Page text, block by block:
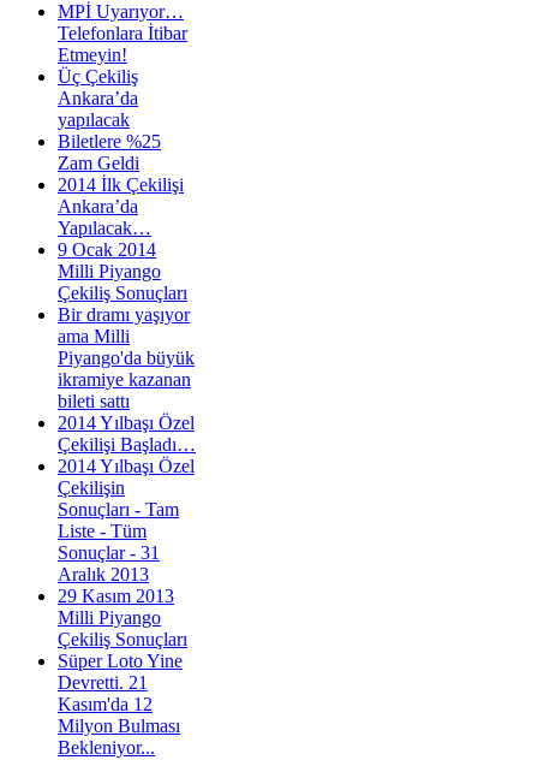
MPİ Uyarıyor…
Telefonlara İtibar
Etmeyin!
Üç Çekiliş
Ankara’da
yapılacak
Biletlere %25
Zam Geldi
2014 İlk Çekilişi
Ankara’da
Yapılacak…
9 Ocak 2014
Milli Piyango
Çekiliş Sonuçları
Bir dramı yaşıyor
ama Milli
Piyango'da büyük
ikramiye kazanan
bileti sattı
2014 Yılbaşı Özel
Çekilişi Başladı…
2014 Yılbaşı Özel
Çekilişin
Sonuçları - Tam
Liste - Tüm
Sonuçlar - 31
Aralık 2013
29 Kasım 2013
Milli Piyango
Çekiliş Sonuçları
Süper Loto Yine
Devretti. 21
Kasım'da 12
Milyon Bulması
Bekleniyor...